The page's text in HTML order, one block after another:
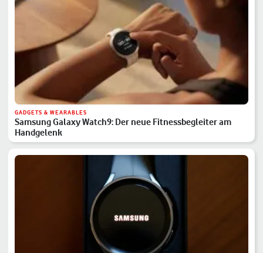
GADGETS & WEARABLES
Samsung Galaxy Watch9: Der neue Fitnessbegleiter am
Handgelenk